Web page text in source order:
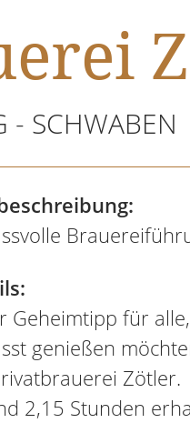
- SCHWABEN
Geheimtipp für
genießen
Zötler.
2,15 Stunden